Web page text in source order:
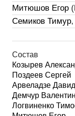
Митюшов Егор (
Семиков Тимур
Состав
Козырев
Поздеев Сергей
Арвеладзе Давид
Демчур Валентин
Логвиненко